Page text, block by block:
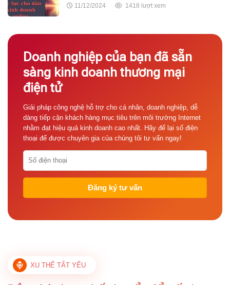
11/12/2024 1418 lượt xem
Doanh nghiệp của bạn đã sẵn
sàng kinh doanh thương mại
điện tử
Giải pháp công nghệ hỗ trợ cho cá nhân, doanh nghiệp, dễ
dàng tiếp cận khách hàng mục tiêu trên môi trường Internet
nhằm đạt hiệu quả kinh doanh cao nhất. Hãy để lại số điện
thoại để được chuyên gia của chúng tôi tư vấn ngay!
XU THẾ TẤT YẾU